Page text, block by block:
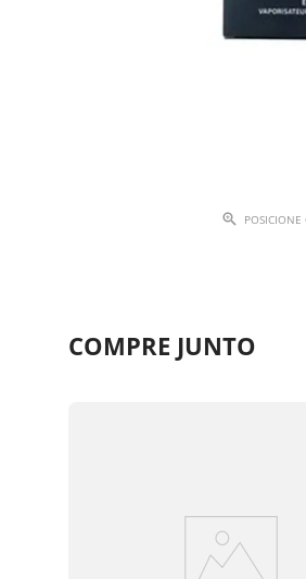
COMPRE JUNTO